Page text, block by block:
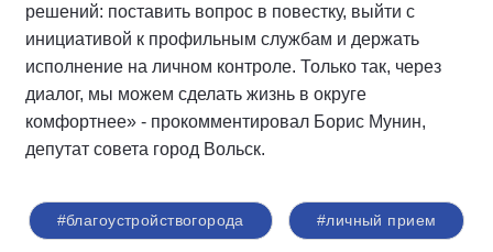
решений: поставить вопрос в повестку, выйти с
инициативой к профильным службам и держать
исполнение на личном контроле. Только так, через
диалог, мы можем сделать жизнь в округе
комфортнее» - прокомментировал Борис Мунин,
депутат совета город Вольск.
#благоустройствогорода #личный прием